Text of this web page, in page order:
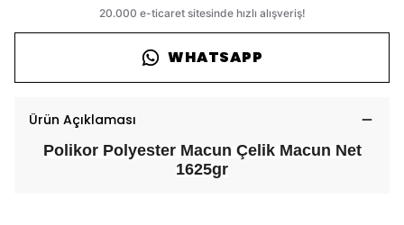
WHATSAPP
Ürün Açıklaması
Polikor Polyester Macun Çelik Macun Net
1625gr